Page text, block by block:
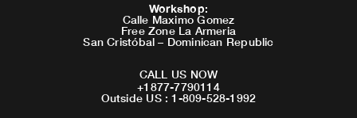
Workshop:
Calle Maximo Gomez
Free Zone La Armeria
San Cristóbal – Dominican Republic
CALL US NOW
+1877-7790114
Outside US : 1-809-528-1992